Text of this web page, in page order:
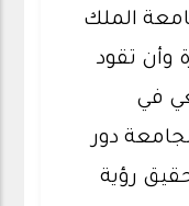
الملك
وأن تقود
في
دور
رؤية